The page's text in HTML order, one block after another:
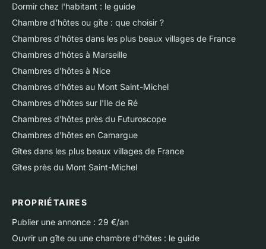
Dormir chez l'habitant : le guide
Chambre d'hôtes ou gîte : que choisir ?
Chambres d'hôtes dans les plus beaux villages de France
Chambres d'hôtes à Marseille
Chambres d'hôtes à Nice
Chambres d'hôtes au Mont Saint-Michel
Chambres d'hôtes sur l'Ile de Ré
Chambres d'hôtes près du Futuroscope
Chambres d'hôtes en Camargue
Gîtes dans les plus beaux villages de France
Gîtes près du Mont Saint-Michel
PROPRIÉTAIRES
Publier une annonce : 29 €/an
Ouvrir un gîte ou une chambre d'hôtes : le guide